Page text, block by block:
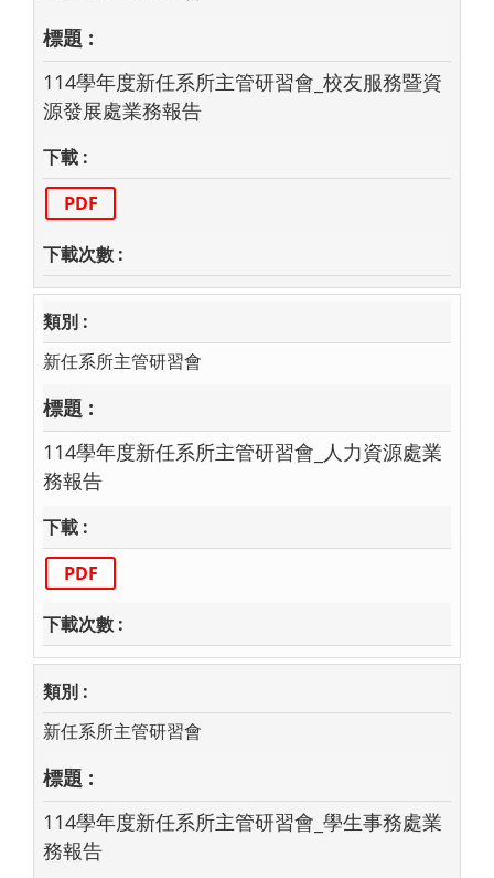
114學年度新任系所主管研習會_校友服務暨資
源發展處業務報告
PDF
新任系所主管研習會
114學年度新任系所主管研習會_人力資源處業
務報告
PDF
新任系所主管研習會
114學年度新任系所主管研習會_學生事務處業
務報告